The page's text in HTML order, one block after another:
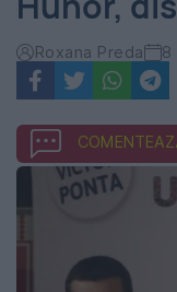
Zilei
Roxana Preda 8